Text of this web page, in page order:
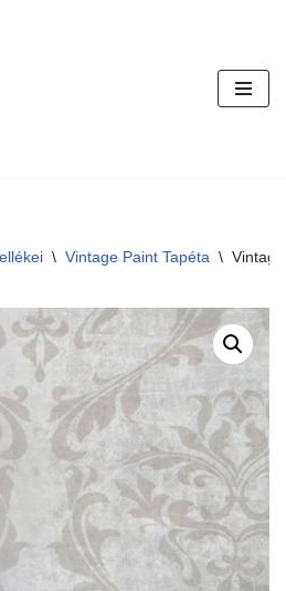
\ Vintage Paint Tapéta \